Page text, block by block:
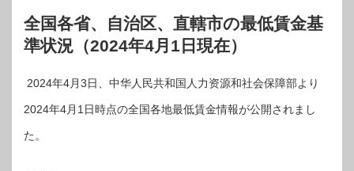
全国各省、自治区、直轄市の最低賃金基
準状況（2024年4月1日現在）
2024年4月3日、中华人民共和国人力资源和社会保障部より
2024年4月1日時点の全国各地最低賃金情報が公開されまし
た。